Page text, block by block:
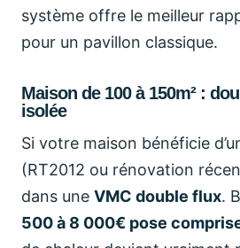
système offre le meilleur
pour un pavillon classique.
Maison de 100 à 150m² :
isolée
Si votre maison bénéficie
(RT2012 ou rénovation
dans une VMC double flux.
500 à 8 000€ pose